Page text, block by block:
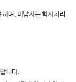
며, 미납자는 학사처리
니다.